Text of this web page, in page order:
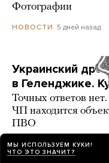
Фотографии
НОВОСТИ 5 дней назад
Украинский
в Геленджике.
Точных ответов
ЧП находится
ПВО
РАЗБОР 3 карточки
МЫ ИСПОЛЬЗУЕМ КУКИ!
ЧТО ЭТО ЗНАЧИТ?